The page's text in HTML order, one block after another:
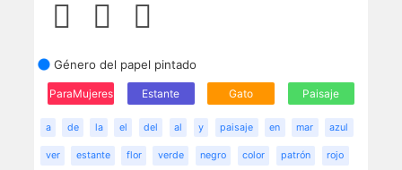
Género del papel pintado
ParaMujeres Estante Gato Paisaje
a de la el del al y paisaje en mar azul
ver estante flor verde negro color patrón rojo